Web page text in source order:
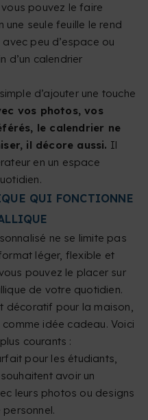
pouvez le faire
une seule feuille le rend
peu d’espace ou
d’un calendrier
d’ajouter une touche
vos photos, vos
le calendrier ne
il décore aussi. Il
en un espace
QUI FONCTIONNE
ne se limite pas
léger, flexible et
pouvez le placer sur
de votre quotidien.
décoratif pour la maison,
idée cadeau. Voici
courants :
pour les étudiants,
avoir un
leurs photos ou designs